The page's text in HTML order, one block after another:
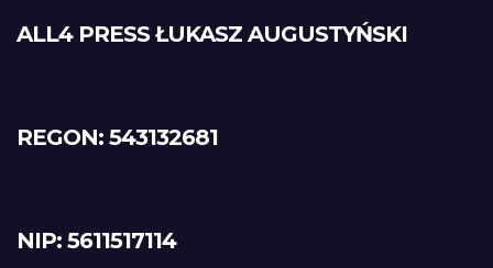
ALL4 PRESS ŁUKASZ AUGUSTYŃSKI
REGON: 543132681
NIP: 5611517114